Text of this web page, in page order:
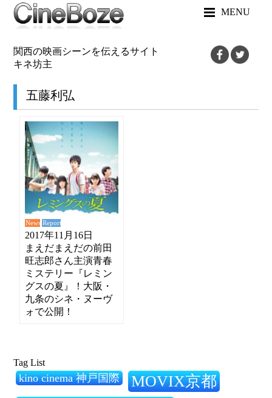
MENU
関西の映画シーンを伝えるサイト
キネ坊主
五藤利弘
News Report
2017年11月16日
まえだまえだの前田
旺志郎さん主演青春
ミステリー『レミン
グスの夏』！大阪・
九条のシネ・ヌーヴ
ォで公開！
Tag List
kino cinema 神戸国際 MOVIX京都